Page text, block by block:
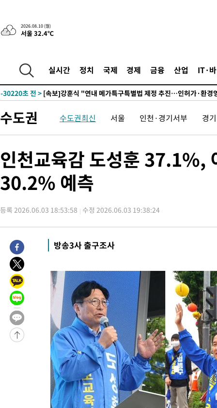
2026.08.10 (월)
서울 32.4℃
실시간 정치 국제 경제 금융 산업 IT·
1시간 전 >'낮 최고 34도' 전국 더위 지속…강원·경상권 오전 비
-31021초 전 >
[속보]강훈식 "충청권 246조·영남권 107조 투자 프로젝트 올
-30668초 전 >
진…상생무역금융 5조 공급"
-30220초 전 > [속보]강훈식 "연내 메가특구특별법 제정 추진…인허가·환경
대
-27832초 전 >
누그러진 극한 폭염…'낮 최고 34도' 무더위는 이어져[내일날
-24423초 전 >제주 골프장서 멧돼지 출현 결국 사살…'이용객 대피'
-22085초 전 >[속보]코스피, 40.89포인트(0.65%) 오른 6299.66 마감
-22071초 전 >[속보]코스닥, 55.66포인트(6.97%) 오른 854.47 마감
-18778초 전 >대포통장 107개로 불법도박 수익 5062억 세탁…19명 검거
으로 임시 배치해 산단 조기 착공"
-14405초 전 >포항스틸야드 관중석 천장 석재 낙하…K리그 전구장 긴급 점검
-3053초 전 >[속보]'전장연 시위' 1호선 용산역 상행선 무정차 통과 종료
-1531초 전 >
[속보]코스닥 지수 5%대 급등에 '매수 사이드카' 발동
19분 전 >
24분 전 >
[속보]코스닥, 8.85포인트(1.11%) 오른 807.66 개장
24분 전 >
[속보]코스피, 47.56포인트(0.76%) 오른 6306.33 개장
50분 전 >
[속보]지하철 1호선 상행선 용산역 무정차 통과…"집회·시위"
1시간 전 >
'낮 최고 34도' 전국 더위 지속…강원·경상권 오전 비
-32013초 전 >
[단독]체온 40.6도 쓰러진 해명…"엄살"이라며 훈련강요
-31021초 전 >
[속보]강훈식 "충청권 246조·영남권 107조 투자 프로젝트 올
[속보]강훈식 "반도체 함께 성장 프로젝트 10년간 1조원 규모
진…상생무역금융 5조 공급"[속보]강훈식 "연내 메가특구특별법 제정 추진…인허가·환경
[속보]경찰, '내부 비리' 자진신고자 징계 감면…포상금 1억으
누그러진 극한 폭염…'낮 최고 34도' 무더위는 이어져[내일날
제주 골프장서 멧돼지 출현 결국 사살…'이용객 대피'
수도권 수도권최신 서울 인천·경기서부 경
인천교육감 도성훈 37.1%,
30.2% 예측
등록 2026.06.03 18:53:58 수정 2026.06.03 19:38:24
방송3사 출구조사